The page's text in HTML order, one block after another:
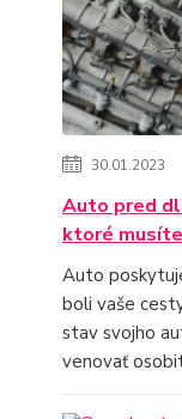
30.01.2023
Auto pred
ktoré
Auto
boli vaše
stav svojho
venovať